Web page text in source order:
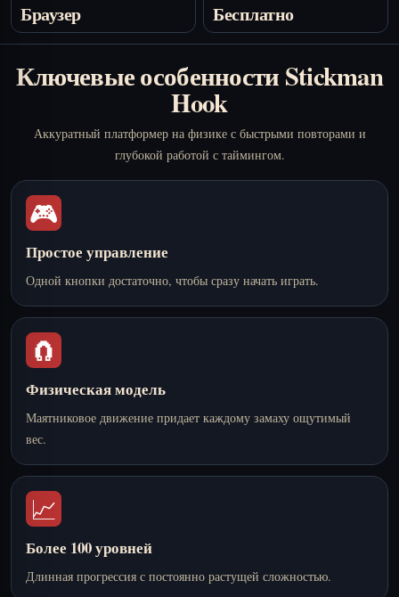
Браузер Бесплатно
Ключевые особенности Stickman
Hook
Аккуратный платформер на физике с быстрыми повторами и
глубокой работой с таймингом.
🎮
Простое управление
Одной кнопки достаточно, чтобы сразу начать играть.
🧲
Физическая модель
Маятниковое движение придает каждому замаху ощутимый
вес.
📈
Более 100 уровней
Длинная прогрессия с постоянно растущей сложностью.